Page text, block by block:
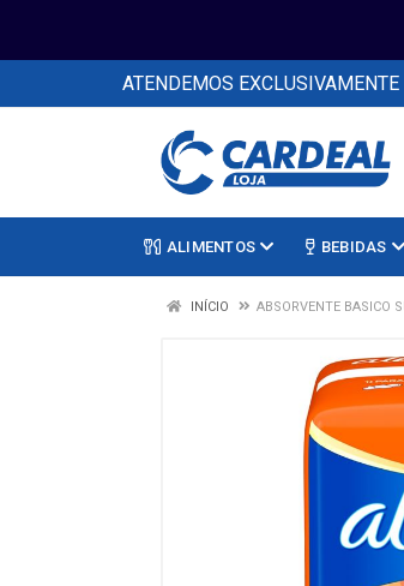
ATENDEMOS
ALIMENTOS BEBIDAS
INÍCIO ABSORVENTE BASICO